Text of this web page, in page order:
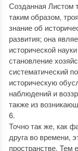
Созданная Листом
таким образом,
знание об
развития; она
исторической
становление
систематический
историческую
наблюдений и
также из
6.
Точно так же, как
друга во времени,
пространстве. Тем